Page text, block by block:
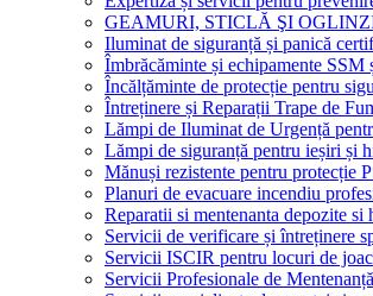
GEAMURI, STICLĂ ŞI
Iluminat de siguranță și panică
Îmbrăcăminte și echipamente SSM
Încălțăminte de protecție pentru
Întreținere și Reparații Trape de
Lămpi de Iluminat de Urgență
Lămpi de siguranță pentru ieșiri și
Mănuși rezistente pentru protecție
Planuri de evacuare incendiu
Reparatii si mentenanta depozite si
Servicii de verificare și întreținere
Servicii ISCIR pentru locuri de
Servicii Profesionale de